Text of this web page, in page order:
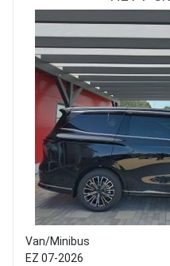
Van/Minibus
EZ 07-2026